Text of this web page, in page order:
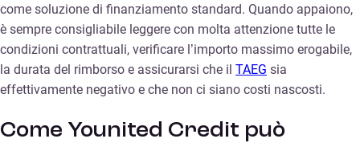
come soluzione di finanziamento standard. Quando appaiono,
è sempre consigliabile leggere con molta attenzione tutte le
condizioni contrattuali, verificare l’importo massimo erogabile,
la durata del rimborso e assicurarsi che il TAEG sia
effettivamente negativo e che non ci siano costi nascosti.
Come Younited Credit può